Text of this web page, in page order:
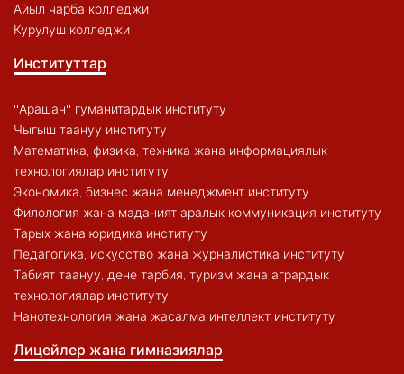
Айыл чарба колледжи
Курулуш колледжи
Институттар
"Арашан" гуманитардык институту
Чыгыш таануу институту
Математика, физика, техника жана информациялык
технологиялар институту
Экономика, бизнес жана менеджмент институту
Филология жана маданият аралык коммуникация институту
Тарых жана юридика институту
Педагогика, искусство жана журналистика институту
Табият таануу, дене тарбия, туризм жана агрардык
технологиялар институту
Нанотехнология жана жасалма интеллект институту
Лицейлер жана гимназиялар